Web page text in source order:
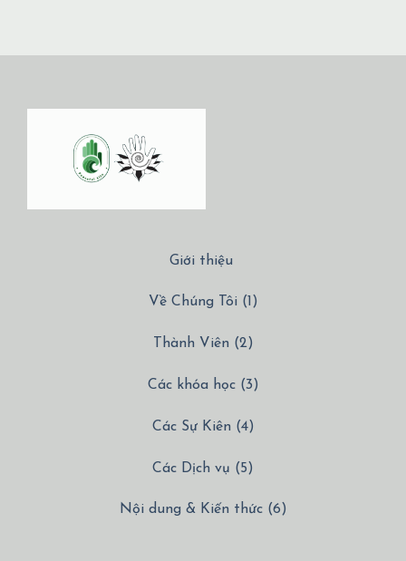
Giới thiệu
Về Chúng Tôi (1)
Thành Viên (2)
Các khóa học (3)
Các Sự Kiên (4)
Các Dịch vụ (5)
Nội dung & Kiến thức (6)